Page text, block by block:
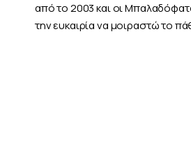
από το 2003 και οι
την ευκαιρία να μοιραστώ το